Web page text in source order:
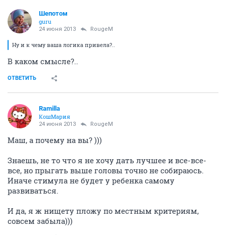
Шепотом
guru
24 июня 2013 RougeM
Ну и к чему ваша логика привела?..
В каком смысле?..
ОТВЕТИТЬ
Ramilla
КошМария
24 июня 2013 RougeM
Маш, а почему на вы? )))
Знаешь, не то что я не хочу дать лучшее и все-все-
все, но прыгать выше головы точно не собираюсь.
Иначе стимула не будет у ребенка самому
развиваться.
И да, я ж нищету пложу по местным критериям,
совсем забыла)))